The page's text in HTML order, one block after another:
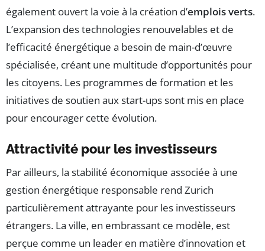
également ouvert la voie à la création d’emplois verts.
L’expansion des technologies renouvelables et de
l’efficacité énergétique a besoin de main-d’œuvre
spécialisée, créant une multitude d’opportunités pour
les citoyens. Les programmes de formation et les
initiatives de soutien aux start-ups sont mis en place
pour encourager cette évolution.
Attractivité pour les investisseurs
Par ailleurs, la stabilité économique associée à une
gestion énergétique responsable rend Zurich
particulièrement attrayante pour les investisseurs
étrangers. La ville, en embrassant ce modèle, est
perçue comme un leader en matière d’innovation et